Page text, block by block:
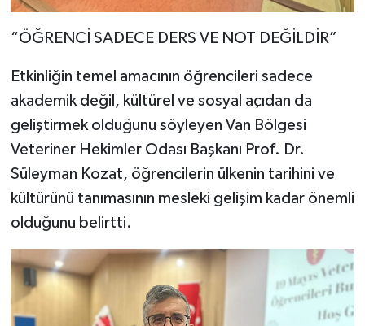
“ÖĞRENCİ SADECE DERS VE NOT DEĞİLDİR”
Etkinliğin temel amacının öğrencileri sadece
akademik değil, kültürel ve sosyal açıdan da
geliştirmek olduğunu söyleyen Van Bölgesi
Veteriner Hekimler Odası Başkanı Prof. Dr.
Süleyman Kozat, öğrencilerin ülkenin tarihini ve
kültürünü tanımasının mesleki gelişim kadar önemli
olduğunu belirtti.